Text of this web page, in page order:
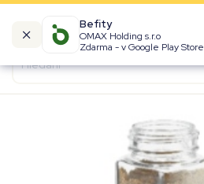
Befity
OMAX Holding s.r.o
Zdarma - v Google Play Store
Kalorické tabulky